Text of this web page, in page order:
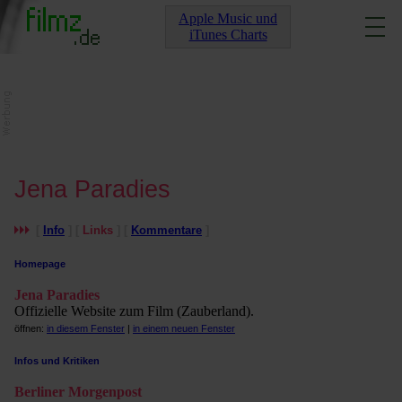
Apple Music und
iTunes Charts
Jena Paradies
Info Links Kommentare
Homepage
Jena Paradies
Offizielle Website zum Film (Zauberland).
öffnen: in diesem Fenster | in einem neuen Fenster
Infos und Kritiken
Berliner Morgenpost